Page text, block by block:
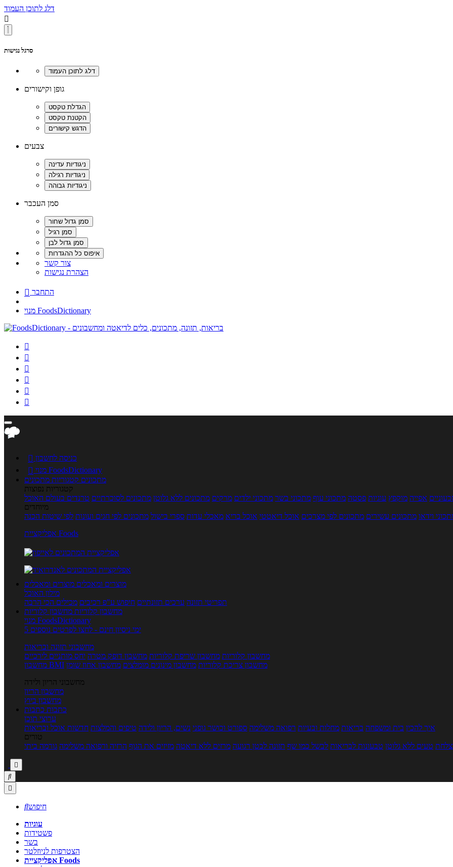
דלג לתוכן העמוד

סרגל נגישות
גופן וקישורים
צבעים
סמן העכבר
צור קשר
הצהרת נגישות
 התחבר
מנוי FoodsDictionary






 כניסה לחשבון

מנוי FoodsDictionary
מתכונים קטגוריות מתכונים
קטגוריות נפוצות
אפייה מוקפץ עוגיות פסטה מתכוני עוף מתכוני בשר מתכוני ילדים מרקים מתכונים ללא גלוטן מתכונים לסוכרתיים טרנדים בעולם האוכל
מיוחדים
וידאו מתכונים עשירים מתכונים לפי מצרכים אוכל דיאטטי אוכל בריא מאכלי עדות ספרי בישול מתכונים לפי חגים ועונות לפי שיטות הכנה
אפליקציית Foods
מוצרים ומאכלים מוצרים ומאכלים
מילון האוכל
תפריטי תזונה ערכים תזונתיים חיפוש ע"פ רכיבים מכילים הכי הרבה
מחשבון קלוריות מחשבון קלוריות
מנוי FoodsDictionary
5 ימי ניסיון חינם - לחצו לפרטים נוספים
מחשבוני תזונה ובריאות
מחשבון קלוריות מחשבון שריפת קלוריות מחשבון דופק מטרה יחס מותניים לירכיים
מחשבון BMI
מחשבון צריכת קלוריות מחשבון מינונים מומלצים מחשבון אחוז שומן
מחשבוני הריון ולידה
מחשבון הריון
מחשבון ביוץ
כתבות כתבות
ערוצי תוכן
איך להכין בית ומשפחה בריאות מחלות ובעיות רפואה משלימה ספורט וכושר גופני נשים, הריון ולידה טיפים והמלצות חדשות אוכל ובריאות
טורים
טעים ללא גלוטן טבעונות לבריאות לבשל כמו שף תזונה לבטן רגועה מרזים ללא דיאטה מזיזים את הגוף הרזיה ורפואה משלימה גורמה ביתי



חיפוש
עוגיות
פשטידות
בשר
הצטרפות לניוזלטר
אפליקציית Foods